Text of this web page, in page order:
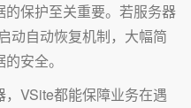
保护至关重要。若服务器
动自动恢复机制，大幅简
安全。
VSite都能保障业务在遇